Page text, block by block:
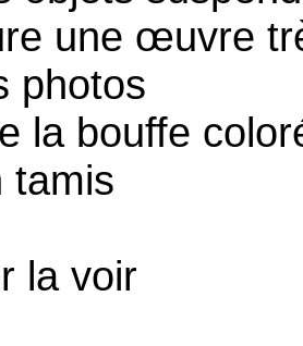
une œuvre
photos
la bouffe
tamis
la voir